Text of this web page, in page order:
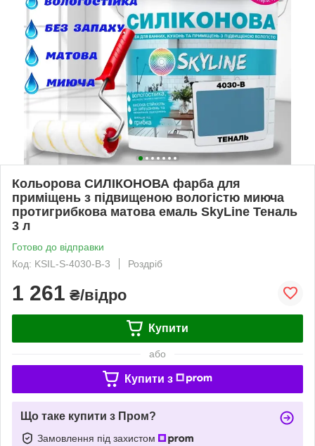
Кольорова СИЛІКОНОВА фарба для
приміщень з підвищеною вологістю миюча
протигрибкова матова емаль SkyLine Теналь
3 л
Готово до відправки
Код: KSIL-S-4030-B-3
Роздріб
1 261 ₴/відро
Купити
або
Купити з
Що таке купити з Пром?
Замовлення під захистом